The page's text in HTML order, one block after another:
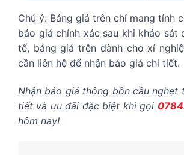
Chú ý: Bảng giá trên chỉ mang tính
báo giá chính xác sau khi khảo sát
tế, bảng giá trên dành cho xí
cần liên hệ để nhận báo giá chi tiết.
Nhận báo giá thông bồn cầu nghẹt
tiết và ưu đãi đặc biệt khi gọi
hôm nay!